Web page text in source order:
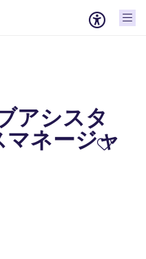
アシスタ
マネージャ